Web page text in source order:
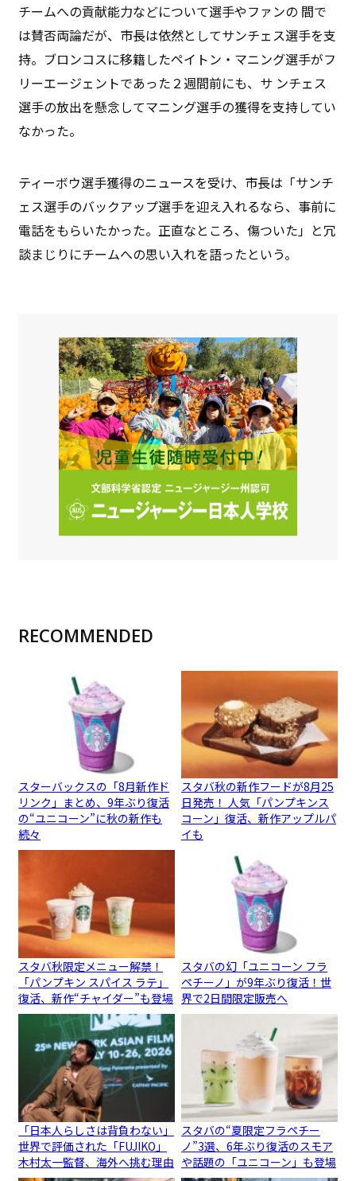
チームへの貢献能力などについて選手やファンの 間で
は賛否両論だが、市長は依然としてサンチェス選手を支
持。ブロンコスに移籍したペイトン・マニング選手がフ
リーエージェントであった２週間前にも、サ ンチェス
選手の放出を懸念してマニング選手の獲得を支持してい
なかった。
ティーボウ選手獲得のニュースを受け、市長は「サンチ
ェス選手のバックアップ選手を迎え入れるなら、事前に
電話をもらいたかった。正直なところ、傷ついた」と冗
談まじりにチームへの思い入れを語ったという。
RECOMMENDED
スターバックスの「8月新作ド
リンク」まとめ、9年ぶり復活
の“ユニコーン”に秋の新作も
続々
スタバ秋の新作フードが8月25
日発売！ 人気「パンプキンス
コーン」復活、新作アップルパ
イも
スタバ秋限定メニュー解禁！
「パンプキン スパイス ラテ」
復活、新作“チャイダー”も登場
スタバの幻「ユニコーン フラ
ペチーノ」が9年ぶり復活！世
界で2日間限定販売へ
「日本人らしさは背負わない」
世界で評価された「FUJIKO」
木村太一監督、海外へ挑む理由
スタバの“夏限定フラペチー
ノ”3選、6年ぶり復活のスモア
や話題の「ユニコーン」も登場